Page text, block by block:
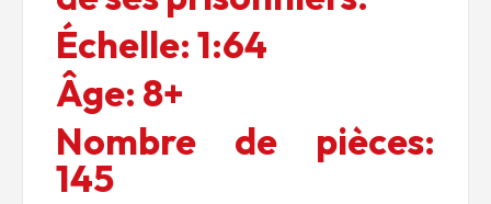
Échelle:1:64
Âge: 8+
Nombre de pièces:
145